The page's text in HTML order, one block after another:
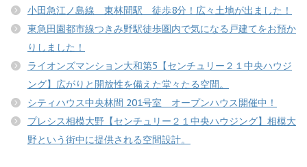
小田急江ノ島線 東林間駅 徒歩8分！広々土地が出ました！
東急田園都市線つきみ野駅徒歩圏内で気になる戸建てをお預か
りしました！
ライオンズマンション大和第5【センチュリー２１中央ハウジ
ング】広がりと開放性を備えた堂々たる空間。
シティハウス中央林間 201号室 オープンハウス開催中！
プレシス相模大野【センチュリー２１中央ハウジング】相模大
野という街中に提供される空間設計。